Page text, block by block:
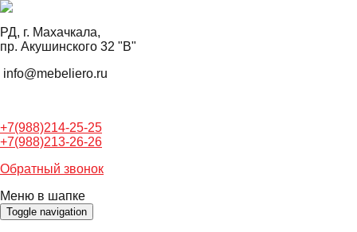
РД, г. Махачкала,
пр. Акушинского 32 "В"
info@mebeliero.ru
+7(988)214-25-25
+7(988)213-26-26
Обратный звонок
Меню в шапке
Toggle navigation